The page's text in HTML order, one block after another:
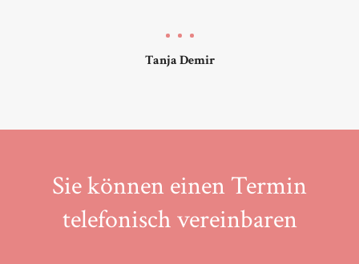
Tanja Demir
Sie können einen Termin
telefonisch vereinbaren